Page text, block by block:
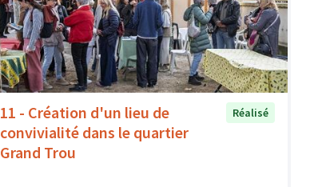
11 - Création d'un lieu de
convivialité dans le quartier
Grand Trou
Réalisé